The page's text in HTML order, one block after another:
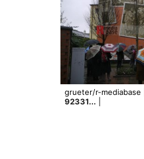
grueter/r-mediabase |
92331...